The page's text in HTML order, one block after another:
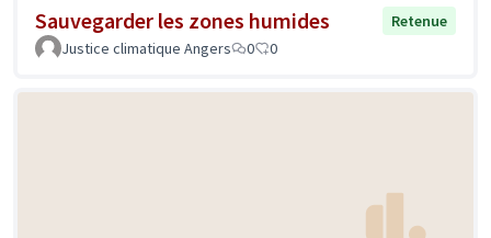
Sauvegarder les zones humides
Retenue
Justice climatique Angers
0 0